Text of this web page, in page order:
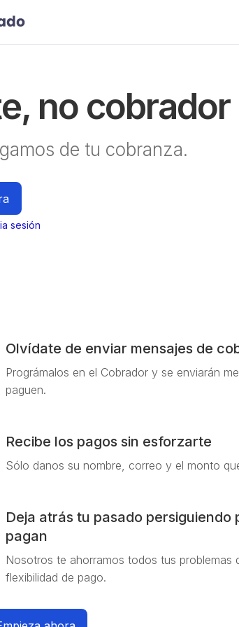
no cobrador
de tu cobranza.
sesión
Olvídate de enviar mensajes de
Prográmalos en el Cobrador y se enviarán
paguen.
Recibe los pagos sin esforzarte
Sólo danos su nombre, correo y el monto
Deja atrás tu pasado persiguiendo
pagan
Nosotros te ahorramos todos tus problemas
flexibilidad de pago.